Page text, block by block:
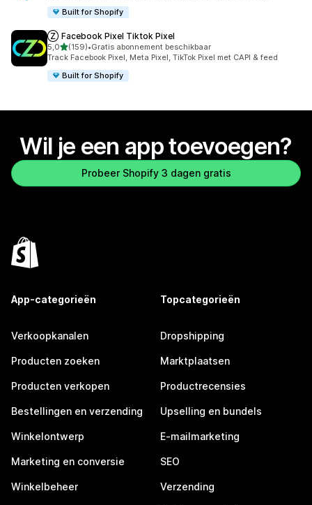
Built for Shopify
Ⓩ Facebook Pixel Tiktok Pixel
5,0van 5 sterren
(159)
159 recensies in totaal
•Gratis abonnement beschikbaar
Track Facebook Pixel, Meta Pixel, TikTok Pixel met CAPI & feed
Built for Shopify
Wil je een app toevoegen?
Probeer Shopify 3 dagen gratis
App-categorieën
Verkoopkanalen
Producten zoeken
Producten verkopen
Bestellingen en verzending
Winkelontwerp
Marketing en conversie
Winkelbeheer
Topcategorieën
Dropshipping
Marktplaatsen
Productrecensies
Upselling en bundels
E-mailmarketing
SEO
Verzending